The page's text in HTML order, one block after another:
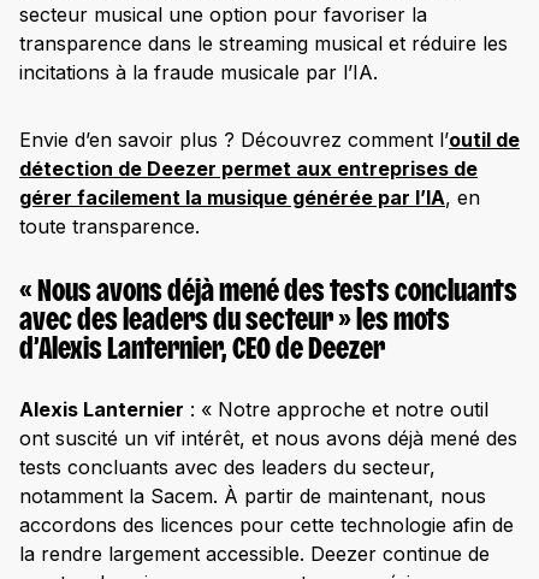
secteur musical une option pour favoriser la
transparence dans le streaming musical et réduire les
incitations à la fraude musicale par l’IA.
Envie d’en savoir plus ? Découvrez comment l’outil de
détection de Deezer permet aux entreprises de
gérer facilement la musique générée par l’IA, en
toute transparence.
« Nous avons déjà mené des tests concluants
avec des leaders du secteur » les mots
d’Alexis Lanternier, CEO de Deezer
Alexis Lanternier : « Notre approche et notre outil
ont suscité un vif intérêt, et nous avons déjà mené des
tests concluants avec des leaders du secteur,
notamment la Sacem. À partir de maintenant, nous
accordons des licences pour cette technologie afin de
la rendre largement accessible. Deezer continue de